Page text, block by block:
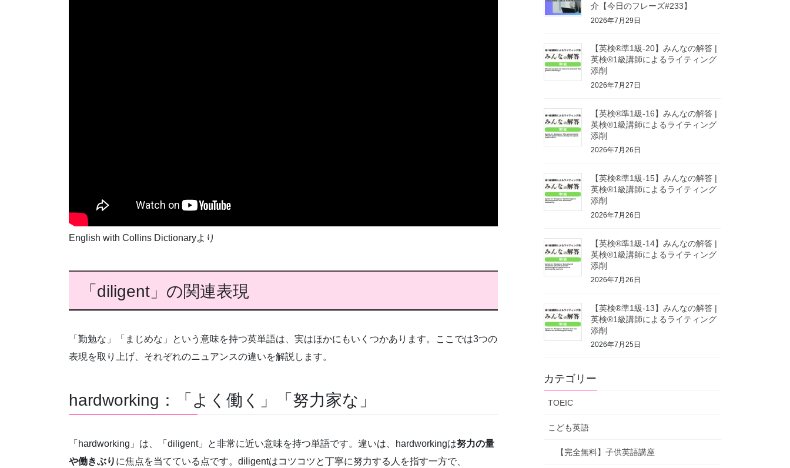
English with Collins Dictionaryより
「diligent」の関連表現
「勤勉な」「まじめな」という意味を持つ英単語は、実はほかにもいくつかあります。ここでは3つの
表現を取り上げ、それぞれのニュアンスの違いを解説します。
hardworking：「よく働く」「努力家な」
「hardworking」は、「diligent」と非常に近い意味を持つ単語です。違いは、hardworkingは努力の量
や働きぶり に焦点を当てている点です。diligentはコツコツと丁寧に努力する人を指す一方で、
介【今日のフレーズ#233】
2026年7月29日
【英検®準1級-20】みんなの解答 |
英検®1級講師によるライティング
添削
2026年7月27日
【英検®準1級-16】みんなの解答 |
英検®1級講師によるライティング
添削
2026年7月26日
【英検®準1級-15】みんなの解答 |
英検®1級講師によるライティング
添削
2026年7月26日
【英検®準1級-14】みんなの解答 |
英検®1級講師によるライティング
添削
2026年7月26日
【英検®準1級-13】みんなの解答 |
英検®1級講師によるライティング
添削
2026年7月25日
カテゴリー
TOEIC
こども英語
【完全無料】子供英語講座